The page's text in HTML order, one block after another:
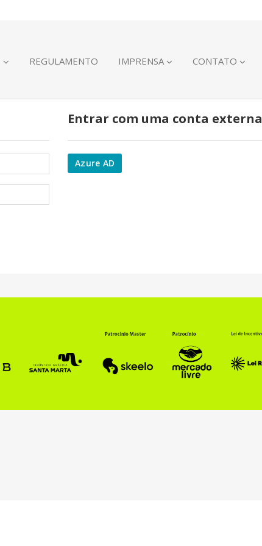
REGULAMENTO IMPRENSA CONTATO
Entrar com uma conta externa
Azure AD